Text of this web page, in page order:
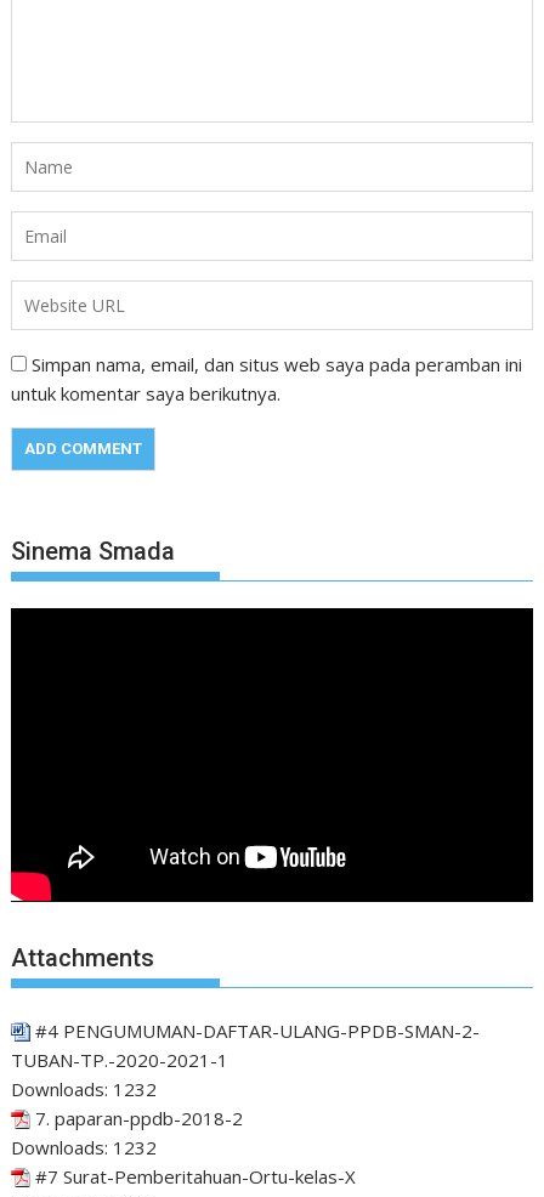
Simpan nama, email, dan situs web saya pada peramban ini
untuk komentar saya berikutnya.
Sinema Smada
Attachments
#4 PENGUMUMAN-DAFTAR-ULANG-PPDB-SMAN-2-
TUBAN-TP.-2020-2021-1
Downloads: 1232
7. paparan-ppdb-2018-2
Downloads: 1232
#7 Surat-Pemberitahuan-Ortu-kelas-X